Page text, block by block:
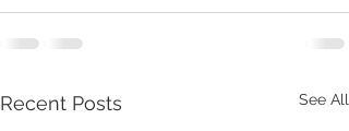
Recent Posts See All